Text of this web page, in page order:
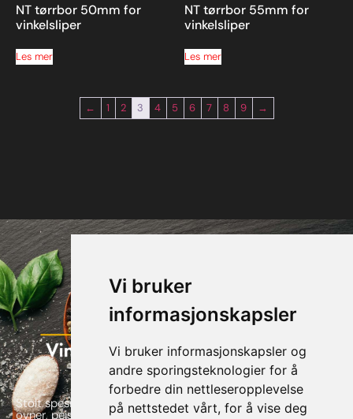
Vi bruker
informasjonskapsler
Vi bruker informasjonskapsler og
andre sporingsteknologier for å
forbedre din nettleseropplevelse
på nettstedet vårt, for å vise deg
NT tørrbor 50mm for
vinkelsliper
Les mer
NT tørrbor 55mm for
vinkelsliper
Les mer
← 1 2 3 4 5 6 7 8 9 →
Stolt spesialforretning av alt innen flis, skifer, naturstein,
ovner, peiser og piper